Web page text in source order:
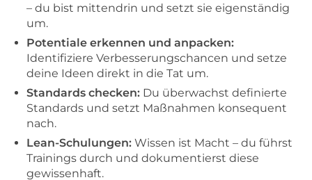
– du bist mittendrin und setzt sie eigenständig
um.
Potentiale erkennen und anpacken:
Identifiziere Verbesserungschancen und setze
deine Ideen direkt in die Tat um.
Standards checken: Du überwachst definierte
Standards und setzt Maßnahmen konsequent
nach.
Lean-Schulungen: Wissen ist Macht – du führst
Trainings durch und dokumentierst diese
gewissenhaft.